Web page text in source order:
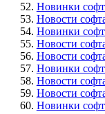
52. Новинки
53. Новости
54. Новинки
55. Новости
56. Новости
57. Новинки
58. Новости
59. Новости
60. Новинки